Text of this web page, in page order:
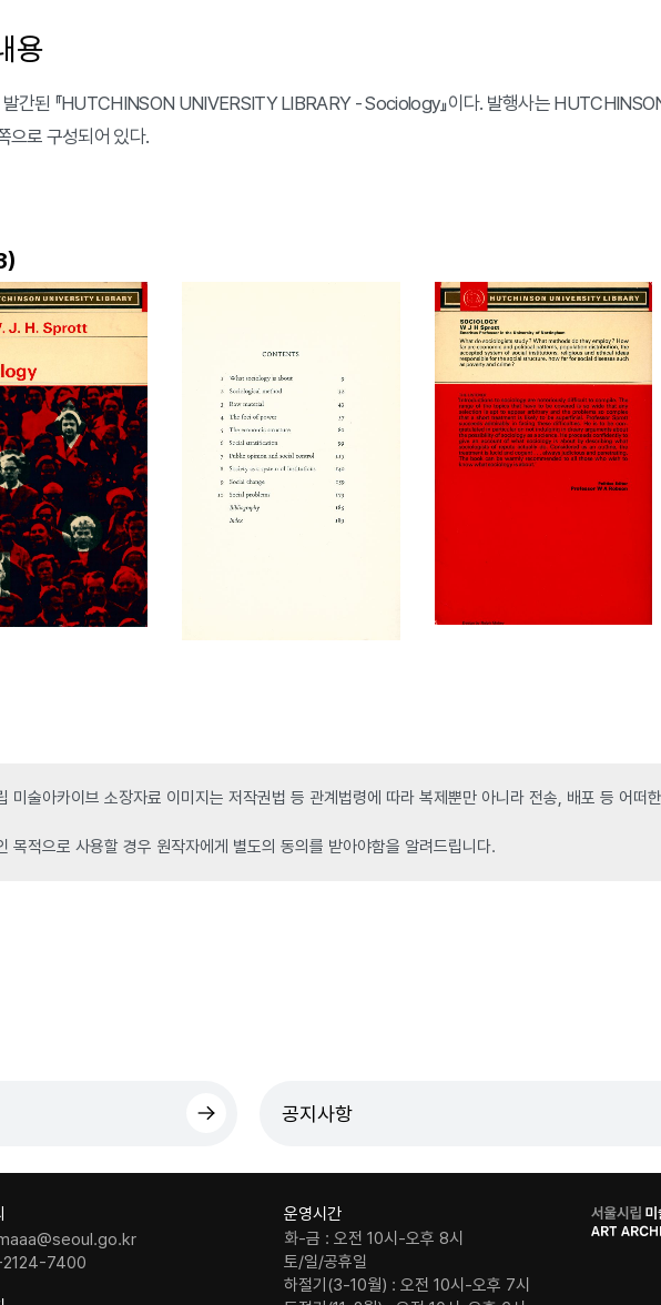
용
간된 『HUTCHINSON UNIVERSITY LIBRARY - Sociology』이다. 발행사는
으로 구성되어 있다.
)
미술아카이브 소장자료 이미지는 저작권법 등 관계법령에 따라 복제뿐만 아니라 전송, 배포 등 어떠
목적으로 사용할 경우 원작자에게 별도의 동의를 받아야함을 알려드립니다.
공지사항
7400
운영시간
화-금 : 오전 10시-오후 8시
토/일/공휴일
하절기(3-10월) : 오전 10시-오후 7시
로
고